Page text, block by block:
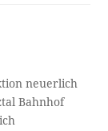
neuerlich
Bahnhof